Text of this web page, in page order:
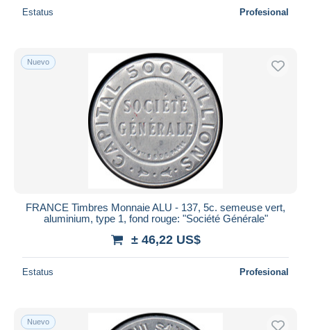
Estatus Profesional
Nuevo
FRANCE Timbres Monnaie ALU - 137, 5c. semeuse vert,
aluminium, type 1, fond rouge: "Société Générale"
± 46,22 US$
Estatus Profesional
Nuevo